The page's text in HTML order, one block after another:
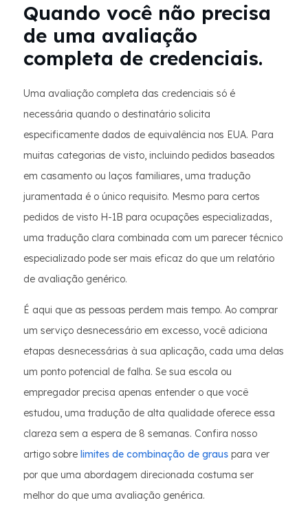
Quando você não precisa
de uma avaliação
completa de credenciais.
Uma avaliação completa das credenciais só é
necessária quando o destinatário solicita
especificamente dados de equivalência nos EUA. Para
muitas categorias de visto, incluindo pedidos baseados
em casamento ou laços familiares, uma tradução
juramentada é o único requisito. Mesmo para certos
pedidos de visto H-1B para ocupações especializadas,
uma tradução clara combinada com um parecer técnico
especializado pode ser mais eficaz do que um relatório
de avaliação genérico.
É aqui que as pessoas perdem mais tempo. Ao comprar
um serviço desnecessário em excesso, você adiciona
etapas desnecessárias à sua aplicação, cada uma delas
um ponto potencial de falha. Se sua escola ou
empregador precisa apenas entender o que você
estudou, uma tradução de alta qualidade oferece essa
clareza sem a espera de 8 semanas. Confira nosso
artigo sobre limites de combinação de graus para ver
por que uma abordagem direcionada costuma ser
melhor do que uma avaliação genérica.